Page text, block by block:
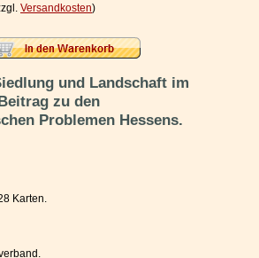
Versandkosten)
und Landschaft im
zu den
Problemen Hessens.
Karten.